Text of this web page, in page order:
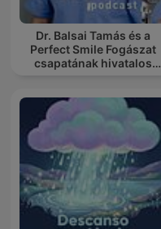
Dr. Balsai Tamás és a
Perfect Smile Fogászat
csapatának hivatalos